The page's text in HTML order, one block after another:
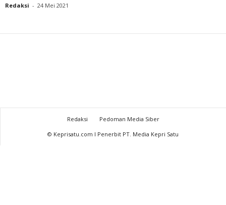
Redaksi - 24 Mei 2021
Redaksi
Pedoman Media Siber
© Keprisatu.com I Penerbit PT. Media Kepri Satu